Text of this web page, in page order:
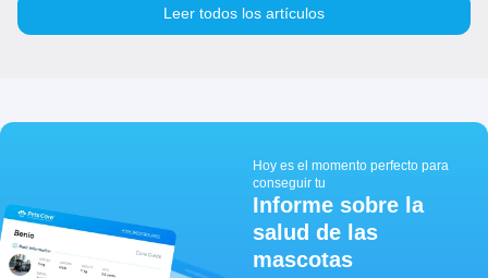
Leer todos los artículos
Hoy es el momento perfecto para
conseguir tu
Informe sobre la
salud de las
mascotas